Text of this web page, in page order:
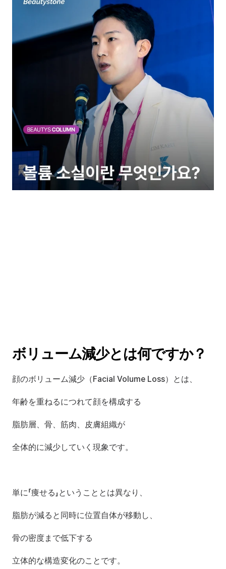
ボリューム減少とは何ですか？
顔のボリューム減少（Facial Volume Loss）とは、
年齢を重ねるにつれて顔を構成する
脂肪層、骨、筋肉、皮膚組織が
全体的に減少していく現象です。
単に「痩せる」ということとは異なり、
脂肪が減ると同時に位置自体が移動し、
骨の密度まで低下する
立体的な構造変化のことです。